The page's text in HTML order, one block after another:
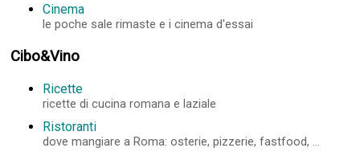
Cinema
le poche sale rimaste e i cinema d'essai
Cibo&Vino
Ricette
ricette di cucina romana e laziale
Ristoranti
dove mangiare a Roma: osterie, pizzerie, fastfood, ...